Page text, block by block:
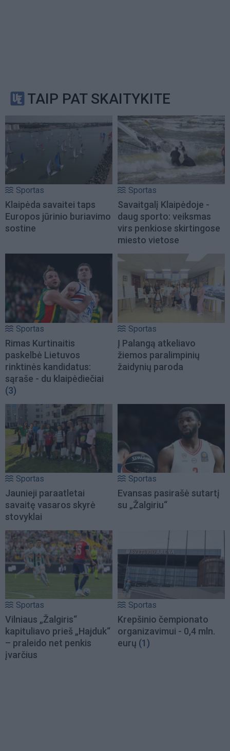
TAIP PAT SKAITYKITE
Sportas
Klaipėda savaitei taps
Europos jūrinio buriavimo
sostine
Sportas
Savaitgalį Klaipėdoje -
daug sporto: veiksmas
virs penkiose skirtingose
miesto vietose
Sportas
Rimas Kurtinaitis
paskelbė Lietuvos
rinktinės kandidatus:
sąraše - du klaipėdiečiai
(3)
Sportas
Į Palangą atkeliavo
žiemos paralimpinių
žaidynių paroda
Sportas
Jaunieji paraatletai
savaitę vasaros skyrė
stovyklai
Sportas
Evansas pasirašė sutartį
su „Žalgiriu“
Sportas
Vilniaus „Žalgiris“
kapituliavo prieš „Hajduk“
– praleido net penkis
įvarčius
Sportas
Krepšinio čempionato
organizavimui - 0,4 mln.
eurų (1)